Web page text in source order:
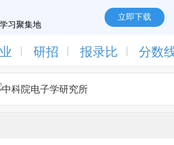
习聚集地
立即下载
研招 报录比 分数